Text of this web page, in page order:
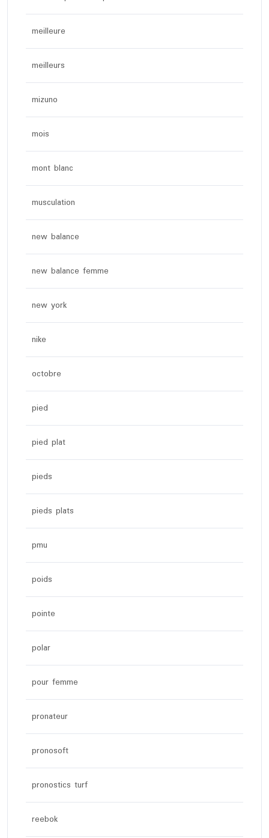
meilleure
meilleurs
mizuno
mois
mont blanc
musculation
new balance
new balance femme
new york
nike
octobre
pied
pied plat
pieds
pieds plats
pmu
poids
pointe
polar
pour femme
pronateur
pronosoft
pronostics turf
reebok